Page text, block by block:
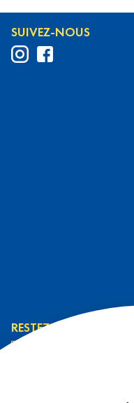
SUIVEZ-NOUS
RESTEZ INFORMÉ